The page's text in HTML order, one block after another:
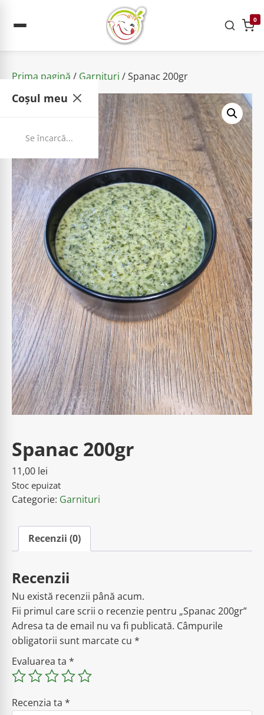
0
Coșul meu
Se încarcă...
Prima pagină / Garnituri / Spanac 200gr
Spanac 200gr
11,00 lei
Stoc epuizat
Categorie: Garnituri
Recenzii (0)
Recenzii
Nu există recenzii până acum.
Fii primul care scrii o recenzie pentru „Spanac 200gr”
Adresa ta de email nu va fi publicată. Câmpurile
obligatorii sunt marcate cu *
Evaluarea ta *
Recenzia ta *